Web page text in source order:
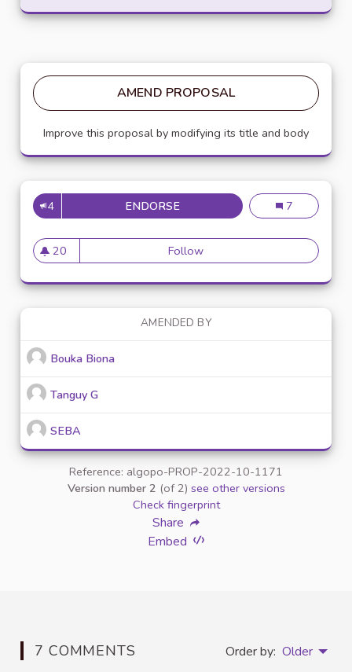
AMEND PROPOSAL
Improve this proposal by modifying its title and body
4 ENDORSE ADDICTION ET Addiction et
7
20
20 followers
FollowAddiction et consommation
AMENDED BY
Bouka Biona
Tanguy G
SEBA
Reference: algopo-PROP-2022-10-1171
Version number 2 (of 2) see other versions
Check fingerprint
Share
Embed
7 COMMENTS Order by: Older